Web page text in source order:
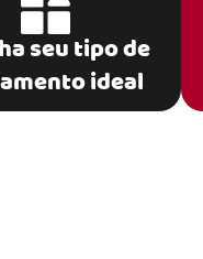
seu tipo de
ideal